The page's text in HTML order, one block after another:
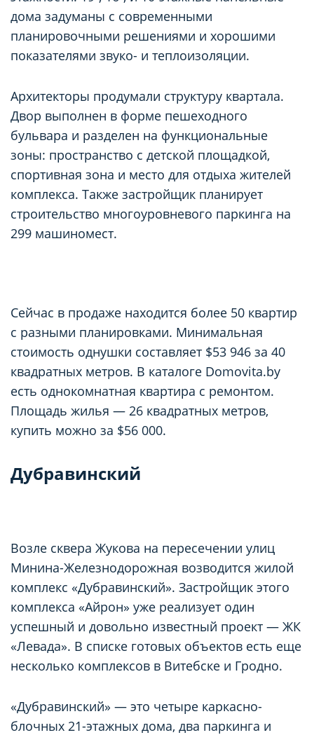
дома задуманы с современными
планировочными решениями и хорошими
показателями звуко- и теплоизоляции.
Архитекторы продумали структуру квартала.
Двор выполнен в форме пешеходного
бульвара и разделен на функциональные
зоны: пространство с детской площадкой,
спортивная зона и место для отдыха жителей
комплекса. Также застройщик планирует
строительство многоуровневого паркинга на
299 машиномест.
Сейчас в продаже находится более 50 квартир
с разными планировками. Минимальная
стоимость однушки составляет $53 946 за 40
квадратных метров. В каталоге Domovita.by
есть однокомнатная квартира с ремонтом.
Площадь жилья — 26 квадратных метров,
купить можно за $56 000.
Дубравинский
Возле сквера Жукова на пересечении улиц
Минина-Железнодорожная возводится жилой
комплекс «Дубравинский». Застройщик этого
комплекса «Айрон» уже реализует один
успешный и довольно известный проект — ЖК
«Левада». В списке готовых объектов есть еще
несколько комплексов в Витебске и Гродно.
«Дубравинский» — это четыре каркасно-
блочных 21-этажных дома, два паркинга и